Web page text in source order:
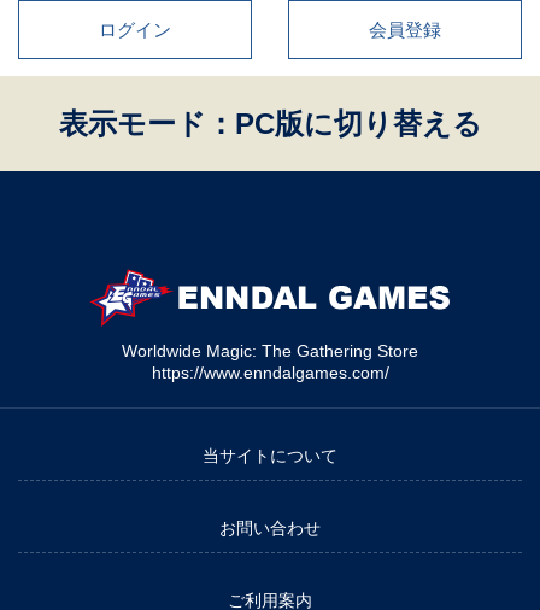
ログイン 会員登録
表示モード：PC版に切り替える
Worldwide Magic: The Gathering Store
https://www.enndalgames.com/
当サイトについて
お問い合わせ
ご利用案内